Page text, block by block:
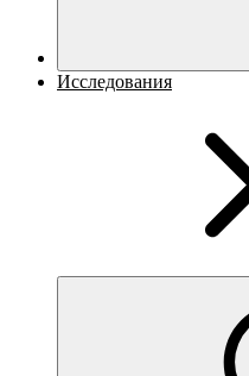
Исследования